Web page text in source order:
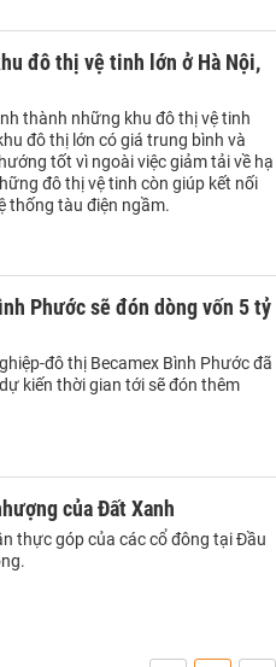
đô thị vệ tinh lớn ở Hà Nội,
thành những khu đô thị vệ tinh
đô thị lớn có giá trung bình và
tốt vì ngoài việc giảm tải về hạ
đô thị vệ tinh còn giúp kết nối
thống tàu điện ngầm.
Phước sẽ đón dòng vốn 5 tỷ
đô thị Becamex Bình Phước đã
kiến thời gian tới sẽ đón thêm
của Đất Xanh
thực góp của các cổ đông tại Đầu